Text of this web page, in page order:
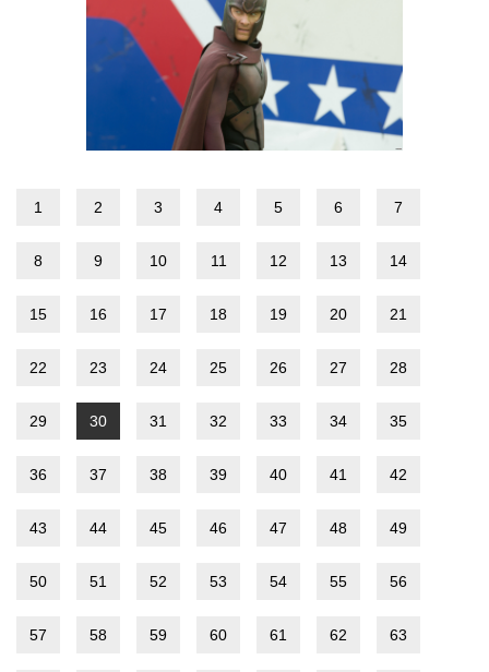
1 2 3 4 5 6 7
8 9 10 11 12 13 14
15 16 17 18 19 20 21
22 23 24 25 26 27 28
29 30 31 32 33 34 35
36 37 38 39 40 41 42
43 44 45 46 47 48 49
50 51 52 53 54 55 56
57 58 59 60 61 62 63